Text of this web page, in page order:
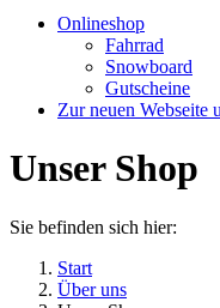
Onlineshop
Fahrrad
Snowboard
Gutscheine
Zur neuen Webseite
Unser Shop
Sie befinden sich hier:
Start
Über uns